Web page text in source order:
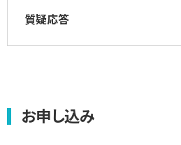
質疑応答
お申し込み